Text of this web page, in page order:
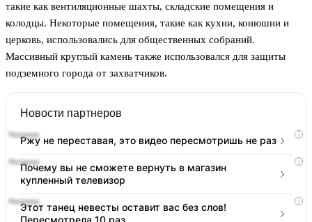
такие как вентиляционные шахты, складские помещения и
колодцы. Некоторые помещения, такие как кухни, конюшни и
церковь, использовались для общественных собраний.
Массивный круглый камень также использовался для защиты
подземного города от захватчиков.
Новости партнеров
i
Ржу не переставая, это видео пересмотришь не раз
i
Почему вы не сможете вернуть в магазин
купленный телевизор
i
Этот танец невесты оставит вас без слов!